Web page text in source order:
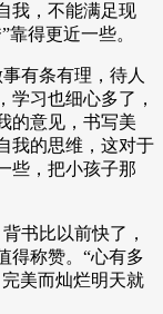
我，不能满足现
得更近一些。
有条有理，待人
学习也细心多了，
的意见，书写美
我的思维，这对于
些，把小孩子那
书比以前快了，
得称赞。“心有多
美而灿烂明天就